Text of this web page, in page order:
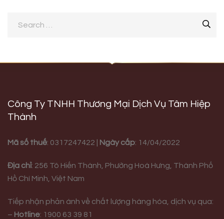
Công Ty TNHH Thương Mại Dịch Vụ Tâm Hiệp
Thành
Mã số thuế: 0317247422 | Ngày cấp: 14/04/2022
Địa chỉ: 256 Tô Hiến Thành, Phường Hoà Hưng, Thành Phố
Hồ Chí Minh, Việt Nam
Tiếp nhận phản ánh về chất lượng hàng hóa, dịch vụ qua:
– Hotline: 1900 63 39 81